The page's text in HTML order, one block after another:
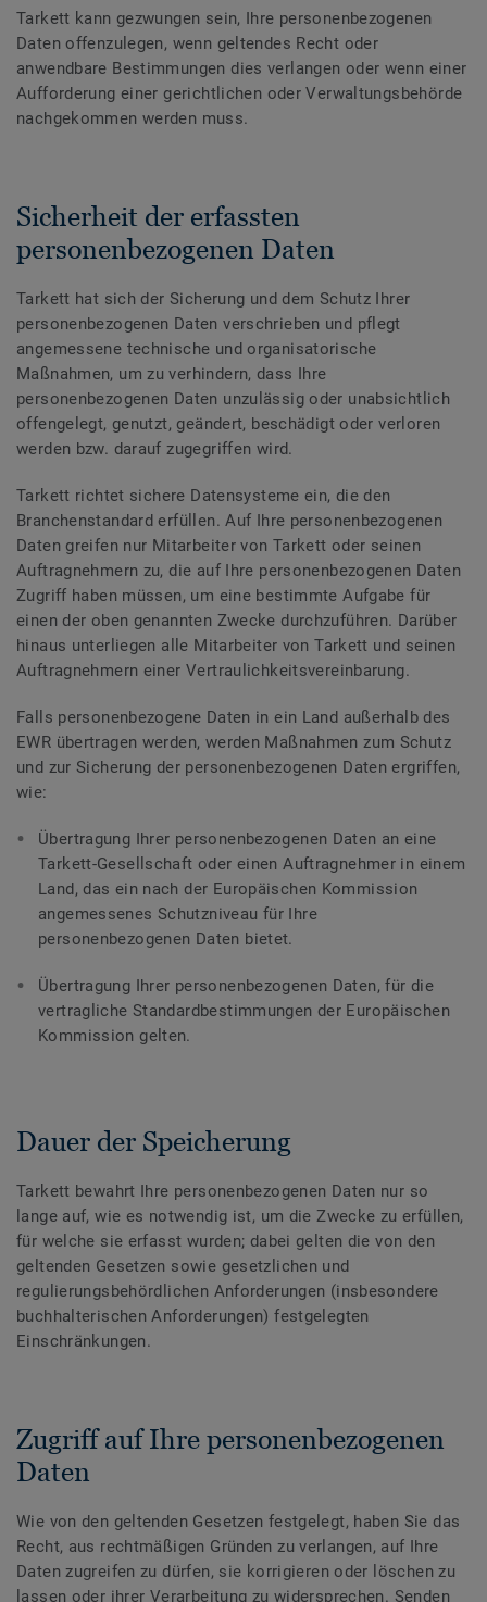
Tarkett kann gezwungen sein, Ihre personenbezogenen
Daten offenzulegen, wenn geltendes Recht oder
anwendbare Bestimmungen dies verlangen oder wenn einer
Aufforderung einer gerichtlichen oder Verwaltungsbehörde
nachgekommen werden muss.
Sicherheit der erfassten
personenbezogenen Daten
Tarkett hat sich der Sicherung und dem Schutz Ihrer
personenbezogenen Daten verschrieben und pflegt
angemessene technische und organisatorische
Maßnahmen, um zu verhindern, dass Ihre
personenbezogenen Daten unzulässig oder unabsichtlich
offengelegt, genutzt, geändert, beschädigt oder verloren
werden bzw. darauf zugegriffen wird.
Tarkett richtet sichere Datensysteme ein, die den
Branchenstandard erfüllen. Auf Ihre personenbezogenen
Daten greifen nur Mitarbeiter von Tarkett oder seinen
Auftragnehmern zu, die auf Ihre personenbezogenen Daten
Zugriff haben müssen, um eine bestimmte Aufgabe für
einen der oben genannten Zwecke durchzuführen. Darüber
hinaus unterliegen alle Mitarbeiter von Tarkett und seinen
Auftragnehmern einer Vertraulichkeitsvereinbarung.
Falls personenbezogene Daten in ein Land außerhalb des
EWR übertragen werden, werden Maßnahmen zum Schutz
und zur Sicherung der personenbezogenen Daten ergriffen,
wie:
Übertragung Ihrer personenbezogenen Daten an eine
Tarkett-Gesellschaft oder einen Auftragnehmer in einem
Land, das ein nach der Europäischen Kommission
angemessenes Schutzniveau für Ihre
personenbezogenen Daten bietet.
Übertragung Ihrer personenbezogenen Daten, für die
vertragliche Standardbestimmungen der Europäischen
Kommission gelten.
Dauer der Speicherung
Tarkett bewahrt Ihre personenbezogenen Daten nur so
lange auf, wie es notwendig ist, um die Zwecke zu erfüllen,
für welche sie erfasst wurden; dabei gelten die von den
geltenden Gesetzen sowie gesetzlichen und
regulierungsbehördlichen Anforderungen (insbesondere
buchhalterischen Anforderungen) festgelegten
Einschränkungen.
Zugriff auf Ihre personenbezogenen
Daten
Wie von den geltenden Gesetzen festgelegt, haben Sie das
Recht, aus rechtmäßigen Gründen zu verlangen, auf Ihre
Daten zugreifen zu dürfen, sie korrigieren oder löschen zu
lassen oder ihrer Verarbeitung zu widersprechen. Senden